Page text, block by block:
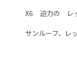
X6 迫力の レッ
サンルーフ、レ